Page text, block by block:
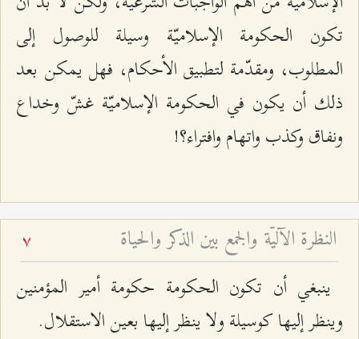
تكون الحكومة الإسلاميّة وسيلة للوصول إلى
المطلوب، ومقدّمة لتطبيق الأحكام، فهل يمكن بعد
ذلك أن يكون في الحكومة الإسلاميّة غشّ وخداع
ونفاق وكذب واتهام وافتراء؟!
النظرة الآليّة والجمع بين الذكر والحياة 7
ينبغي أن تكون الحكومة حكومة أمير المؤمنين
وينظر إليها كوسيلة ولا ينظر إليها بعين الاستقلال.